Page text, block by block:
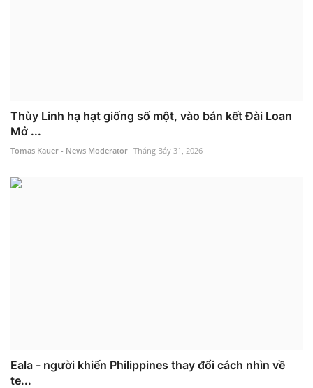
Thùy Linh hạ hạt giống số một, vào bán kết Đài Loan
Mở ...
Tomas Kauer - News Moderator Tháng Bảy 31, 2026
Eala - người khiến Philippines thay đổi cách nhìn về
te...